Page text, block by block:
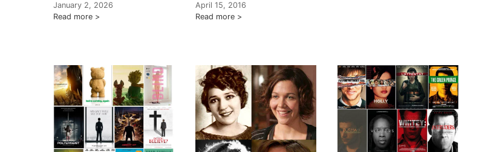
January 2, 2026
Read more
April 15, 2016
Read more